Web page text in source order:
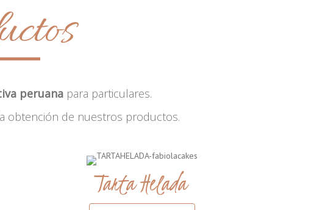
peruana para particulares.
obtención de nuestros productos.
Tarta Helada